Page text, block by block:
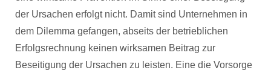
der Ursachen erfolgt nicht. Damit sind Unternehmen in
dem Dilemma gefangen, abseits der betrieblichen
Erfolgsrechnung keinen wirksamen Beitrag zur
Beseitigung der Ursachen zu leisten. Eine die Vorsorge